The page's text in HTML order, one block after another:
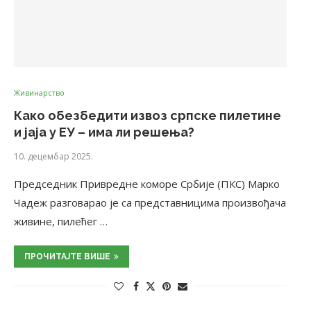
Живинарство
Како обезбедити извоз српске пилетине
и јаја у ЕУ – има ли решења?
10. децембар 2025.
Председник Привредне коморе Србије (ПКС) Марко
Чадеж разговарао је са представницима произвођача
живине, пилећег …
ПРОЧИТАЈТЕ ВИШЕ